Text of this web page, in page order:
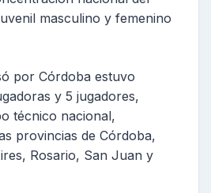
masculino y femenino
por Córdoba estuvo
y 5 jugadores,
técnico nacional,
provincias de Córdoba,
Rosario, San Juan y